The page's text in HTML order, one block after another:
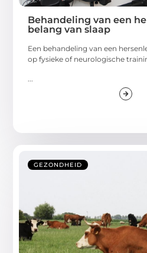
Behandeling van een
belang van slaap
Een behandeling van een
op fysieke of neurologische
GEZONDHEID